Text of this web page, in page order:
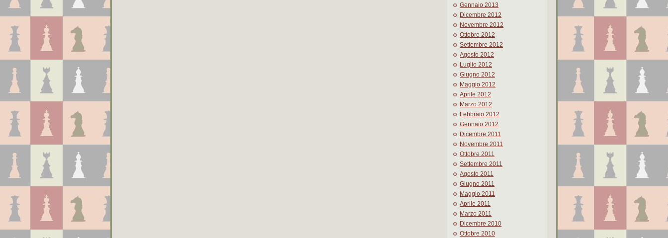
Gennaio 2013
Dicembre 2012
Novembre 2012
Ottobre 2012
Settembre 2012
Agosto 2012
Luglio 2012
Giugno 2012
Maggio 2012
Aprile 2012
Marzo 2012
Febbraio 2012
Gennaio 2012
Dicembre 2011
Novembre 2011
Ottobre 2011
Settembre 2011
Agosto 2011
Giugno 2011
Maggio 2011
Aprile 2011
Marzo 2011
Dicembre 2010
Ottobre 2010